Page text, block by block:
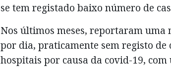
se tem registado baixo número de
Nos últimos meses, reportaram uma
por dia, praticamente sem registo de
hospitais por causa da covid-19,